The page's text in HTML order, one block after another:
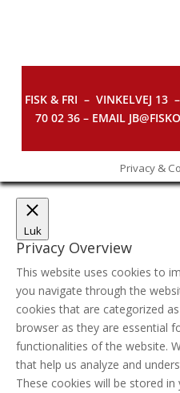
FISK & FRI – VINKELVEJ 13
70 02 36 – EMAIL
Privacy &
Luk
Privacy Overview
This website uses cookies to
you navigate through the
cookies that are categorized
browser as they are essential
functionalities of the website.
that help us analyze and
These cookies will be stored